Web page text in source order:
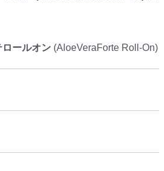
ールオン (AloeVeraForte Roll-On)